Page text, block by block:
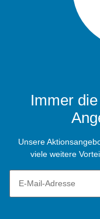
Immer
Unsere
viele weitere